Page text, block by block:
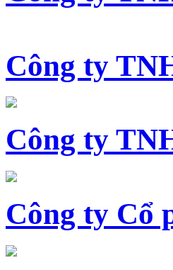
Công ty
Công ty
Công ty Cổ